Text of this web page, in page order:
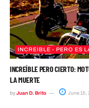
INCREIBLE - PERO ES
INCREÍBLE PERO CIERTO:
LA MUERTE
byJuan D. Brito June 15,